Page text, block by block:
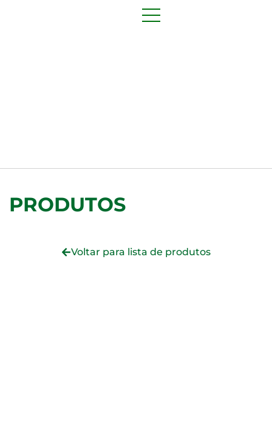
PRODUTOS
Voltar para lista de produtos